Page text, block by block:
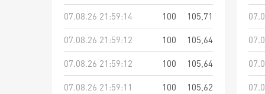
07.08.26 21:59:14
100
105,71
07.08.26 21:59:12
100
105,64
07.08.26 21:59:12
100
105,64
07.08.26 21:59:11
100
105,62